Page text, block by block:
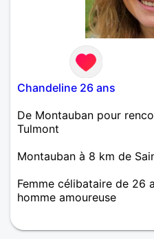
Chandeline 26 ans
De Montauban pour
Tulmont
Montauban à 8 km de
Femme célibataire de 26
homme amoureuse
bouger et sincère pour